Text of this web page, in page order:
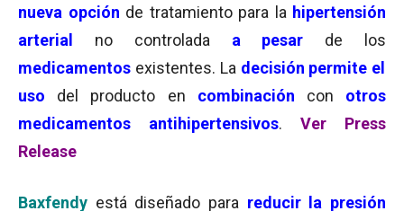
nueva opción de tratamiento para la hipertensión
arterial
no controlada a pesar de los
medicamentos existentes. La decisión permite el
uso
del producto en combinación con otros
medicamentos antihipertensivos. Ver Press
Release
Baxfendy está diseñado para reducir la presión